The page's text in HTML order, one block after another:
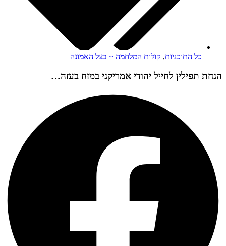
כל התוכניות, קולות המלחמה ~ בצל האמונה
הנחת תפילין לחייל יהודי אמריקני במזח בעזה…